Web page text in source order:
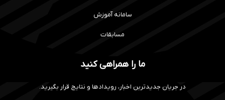
سامانه آموزش
مسابقات
ما را همراهی کنید
در جریان جدیدترین اخبار، رویدادها و نتایج قرار بگیرید.